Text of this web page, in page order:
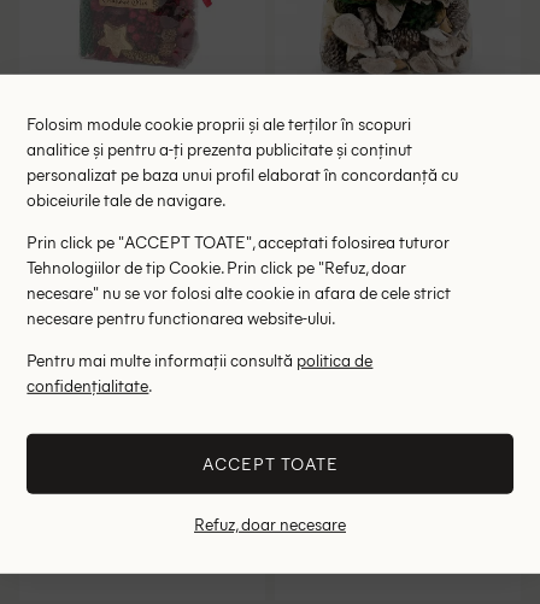
Plante uscate decorative
Home Accents, mix culori
9.00 lei
RRP: 19.00 lei
ONE SIZE
Plante uscate decorative
Home Accents, mix culori
9.00 lei
RRP: 19.00 lei
ONE SIZE
Folosim module cookie proprii și ale terților în scopuri
analitice și pentru a-ți prezenta publicitate și conținut
personalizat pe baza unui profil elaborat în concordanță cu
obiceiurile tale de navigare.
Prin click pe "ACCEPT TOATE", acceptati folosirea tuturor
Tehnologiilor de tip Cookie. Prin click pe "Refuz, doar
necesare" nu se vor folosi alte cookie in afara de cele strict
necesare pentru functionarea website-ului.
Pentru mai multe informații consultă politica de
confidențialitate.
ACCEPT TOATE
Refuz, doar necesare